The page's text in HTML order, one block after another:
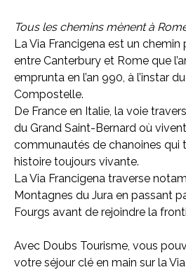
Tous les chemins mènent à
La Via Francigena est un
entre Canterbury et Rome que
emprunta en l’an 990, à l’instar
Compostelle.
De France en Italie, la voie
du Grand Saint-Bernard où
communautés de chanoines qui
histoire toujours vivante.
La Via Francigena traverse
Montagnes du Jura en passant
Fourgs avant de rejoindre la
Avec Doubs Tourisme, vous
votre séjour clé en main sur la